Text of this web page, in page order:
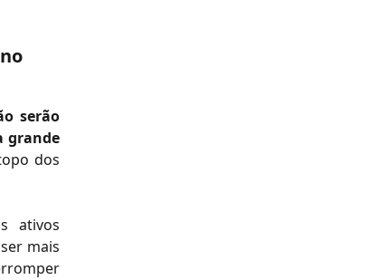
serão
grande
dos
ativos
mais